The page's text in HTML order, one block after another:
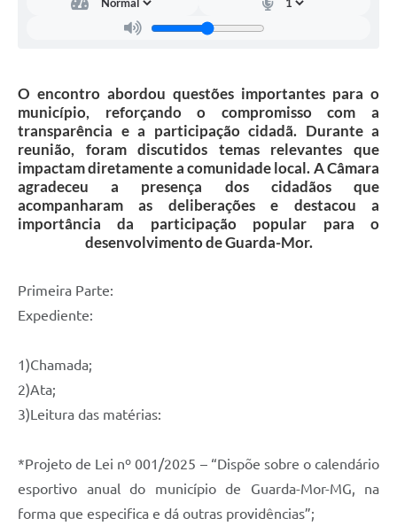
O encontro abordou questões importantes para o
município, reforçando o compromisso com a
transparência e a participação cidadã. Durante a
reunião, foram discutidos temas relevantes que
impactam diretamente a comunidade local. A Câmara
agradeceu a presença dos cidadãos que
acompanharam as deliberações e destacou a
importância da participação popular para o
desenvolvimento de Guarda-Mor.
Primeira Parte:
Expediente:
1)Chamada;
2)Ata;
3)Leitura das matérias:
*Projeto de Lei nº 001/2025 – “Dispõe sobre o calendário
esportivo anual do município de Guarda-Mor-MG, na
forma que especifica e dá outras providências”;